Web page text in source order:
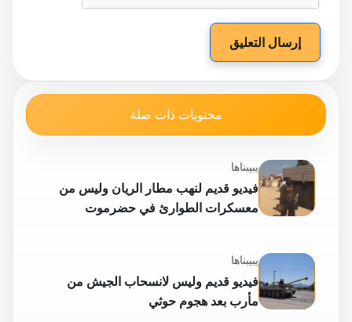
إرسال التعليق
محتويات ذات صلة
يبيبناها
فيديو قديم لنهب مطار الريان وليس من
معسكرات الطوارئ في حضرموت
يبيبناها
فيديو قديم وليس لانسحاب الجيش من
مأرب بعد هجوم حوثي